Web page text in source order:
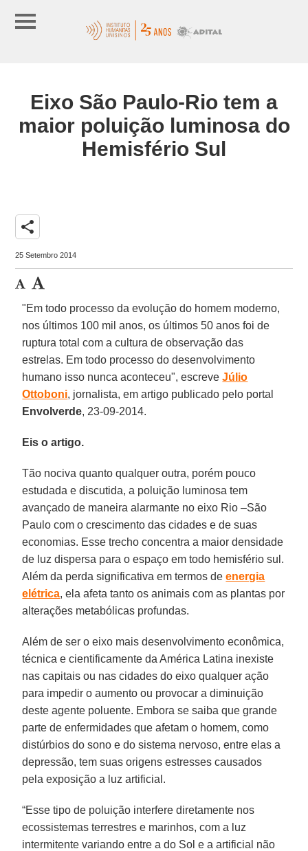
Eixo São Paulo-Rio tem a
maior poluição luminosa do
Hemisfério Sul
share
25 Setembro 2014
"Em todo processo da evolução do homem moderno,
nos últimos 100 mil anos, os últimos 50 anos foi de
ruptura total com a cultura de observação das
estrelas. Em todo processo do desenvolvimento
humano isso nunca aconteceu", escreveJúlio
Ottoboni, jornalista, em artigo publicado pelo portal
Envolverde, 23-09-2014.
Eis o artigo.
Tão nociva quanto qualquer outra, porém pouco
estudada e discutida, a poluição luminosa tem
avançado de maneira alarmante no eixo Rio –São
Paulo com o crescimento das cidades e de suas
economias. Esse trecho concentra a maior densidade
de luz dispersa para o espaço em todo hemisfério sul.
Além da perda significativa em termos deenergia
elétrica, ela afeta tanto os animais com as plantas por
alterações metabólicas profundas.
Além de ser o eixo mais desenvolvimento econômica,
técnica e cientificamente da América Latina inexiste
nas capitais ou nas cidades do eixo qualquer ação
para impedir o aumento ou provocar a diminuição
deste agente poluente. Embora se saiba que grande
parte de enfermidades que afetam o homem, como
distúrbios do sono e do sistema nervoso, entre elas a
depressão, tem suas origens estresses causados
pela exposição a luz artificial.
“Esse tipo de poluição interfere diretamente nos
ecossistemas terrestres e marinhos, com a luz
intermitente variando entre a do Sol e a artificial não